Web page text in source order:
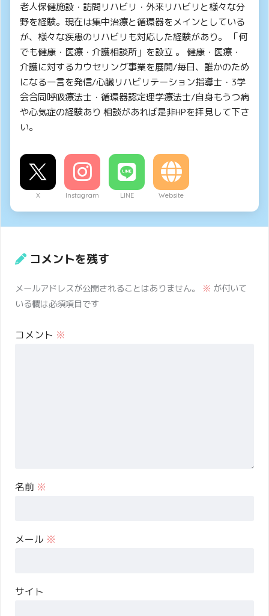
老人保健施設・訪問リハビリ・外来リハビリと様々な分
野を経験。現在は集中治療と循環器をメインとしている
が、様々な疾患のリハビリも対応した経験があり。 「何
でも健康・医療・介護相談所」を設立 。 健康・医療・
介護に対するカウセリング事業を展開/毎日、誰かのため
になる一言を発信/心臓リハビリテーション指導士・3学
会合同呼吸療法士・循環器認定理学療法士/自身もうつ病
や心気症の経験あり 相談があれば是非HPを拝見して下さ
い。
X Instagram LINE Website
コメントを残す
メールアドレスが公開されることはありません。 ※ が付いて
いる欄は必須項目です
コメント ※
名前 ※
メール ※
サイト